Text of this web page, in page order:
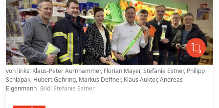
von links: Klaus-Peter Aurnhammer, Florian Mayer, Stefanie Estner, Philipp
Schlapak, Hubert Gehring, Markus Deffner, Klaus Auktor, Andreas
Eigenmann Bild: Stefanie Estner